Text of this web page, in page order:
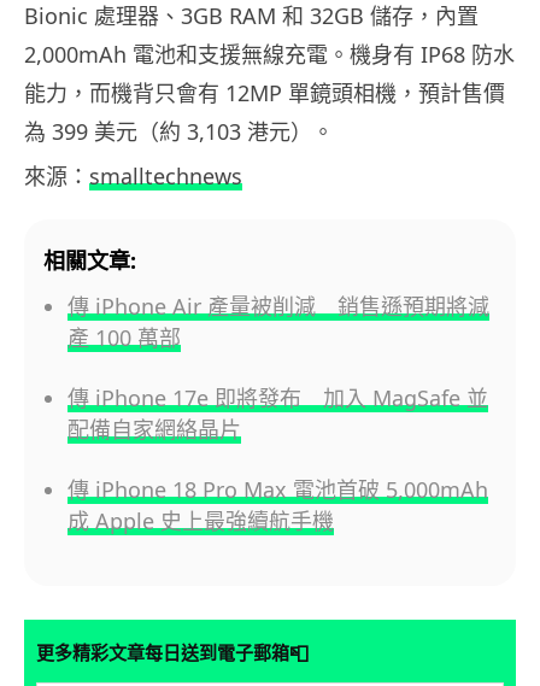
Bionic 處理器、3GB RAM 和 32GB 儲存，內置
2,000mAh 電池和支援無線充電。機身有 IP68 防水
能力，而機背只會有 12MP 單鏡頭相機，預計售價
為 399 美元（約 3,103 港元）。
來源： smalltechnews
相關文章:
傳 iPhone Air 產量被削減 銷售遜預期將減
產 100 萬部
傳 iPhone 17e 即將發布 加入 MagSafe 並
配備自家網絡晶片
傳 iPhone 18 Pro Max 電池首破 5,000mAh
成 Apple 史上最強續航手機
更多精彩文章每日送到電子郵箱📮